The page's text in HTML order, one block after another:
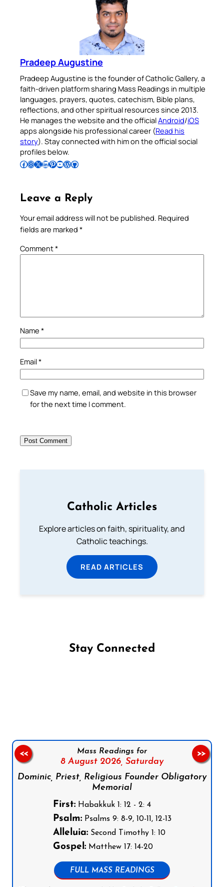
Pradeep Augustine
Pradeep Augustine is the founder of Catholic Gallery, a
faith-driven platform sharing Mass Readings in multiple
languages, prayers, quotes, catechism, Bible plans,
reflections, and other spiritual resources since 2013.
He manages the website and the officialAndroid/iOS
apps alongside his professional career (Read his
story). Stay connected with him on the official social
profiles below.
Follow Pradeep on Facebook Follow Pradeep on InstagramFollow Pradeep on X Follow Pradeep on LinkedIn Follow Pradeep on Pinterest Subscribe to Pradeep’s Youtube Channel Follow Pradeep on WordPress Follow Pradeep on GitHub
Leave a Reply
Your email address will not be published. Required
fields are marked *
Comment*
Name *
Email*
Save my name, email, and website in this browser
for the next time I comment.
Catholic Articles
Explore articles on faith, spirituality, and
Catholic teachings.
READ ARTICLES
Stay Connected
Mass Readings for
8 August 2026, Saturday
Dominic, Priest, Religious Founder Obligatory
Memorial
First:Habakkuk 1: 12 - 2: 4
Psalm:Psalms 9: 8-9, 10-11, 12-13
Alleluia:Second Timothy 1: 10
Gospel:Matthew 17: 14-20
FULL MASS READINGS
<< >>